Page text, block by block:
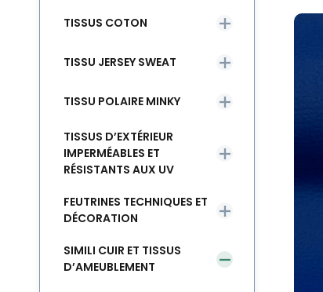
TISSUS COTON
TISSU JERSEY SWEAT
TISSU POLAIRE MINKY
TISSUS D’EXTÉRIEUR
IMPERMÉABLES ET
RÉSISTANTS AUX UV
FEUTRINES TECHNIQUES ET
DÉCORATION
SIMILI CUIR ET TISSUS
D’AMEUBLEMENT